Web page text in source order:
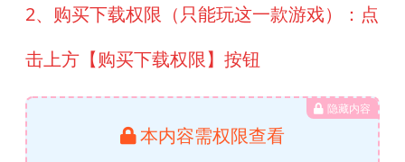
2、购买下载权限（只能玩这一款游戏）：点
击上方【购买下载权限】按钮
隐藏内容
本内容需权限查看